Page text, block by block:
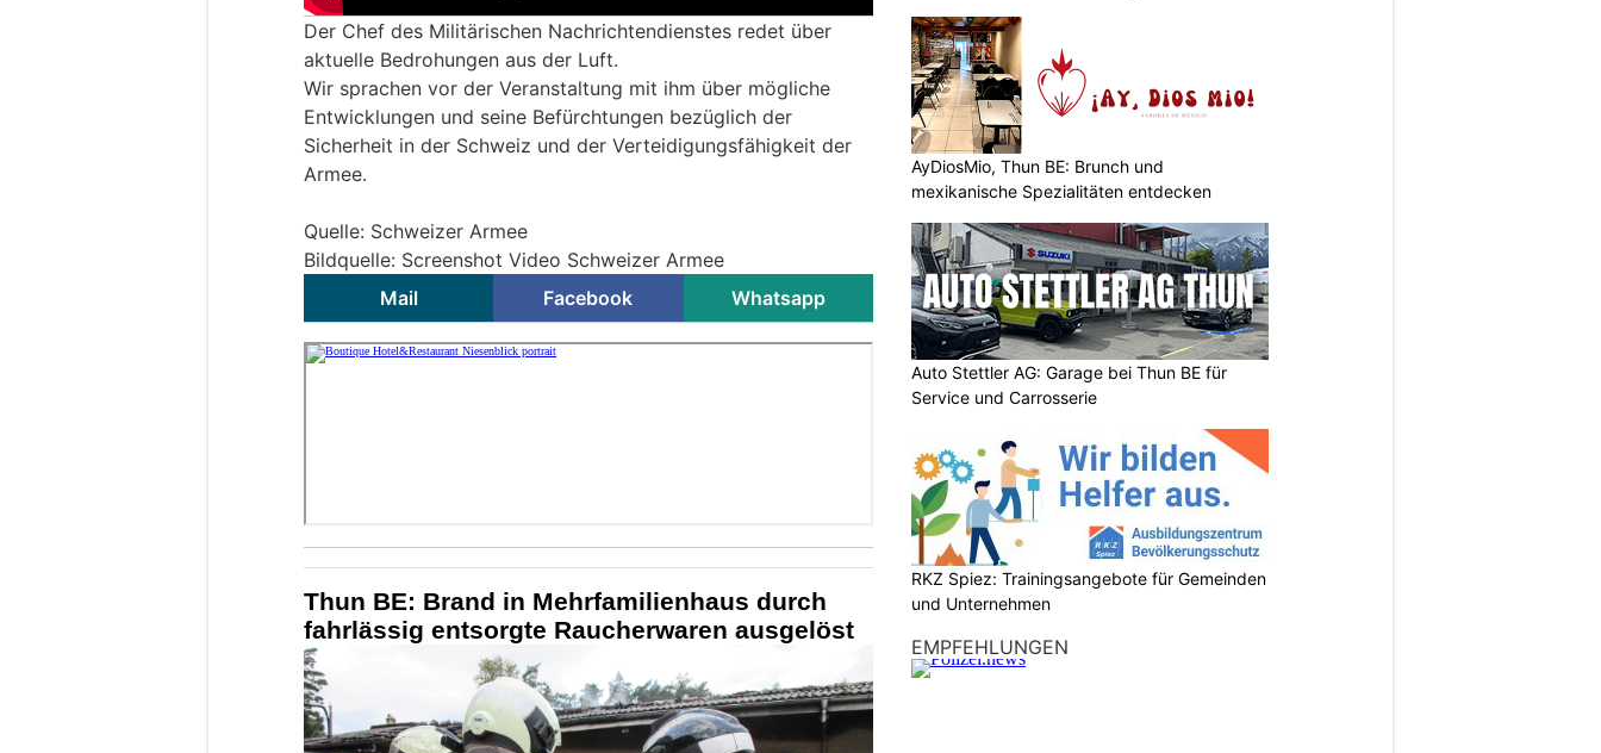
Der Chef des Militärischen Nachrichtendienstes redet über
aktuelle Bedrohungen aus der Luft.
Wir sprachen vor der Veranstaltung mit ihm über mögliche
Entwicklungen und seine Befürchtungen bezüglich der
Sicherheit in der Schweiz und der Verteidigungsfähigkeit der
Armee.
Quelle: Schweizer Armee
Bildquelle: Screenshot Video Schweizer Armee
Mail
Facebook Whatsapp
Thun BE: Brand in Mehrfamilienhaus durch
fahrlässig entsorgte Raucherwaren ausgelöst
AyDiosMio, Thun BE: Brunch und
mexikanische Spezialitäten entdecken
Auto Stettler AG: Garage bei Thun BE für
Service und Carrosserie
RKZ Spiez: Trainingsangebote für Gemeinden
und Unternehmen
EMPFEHLUNGEN